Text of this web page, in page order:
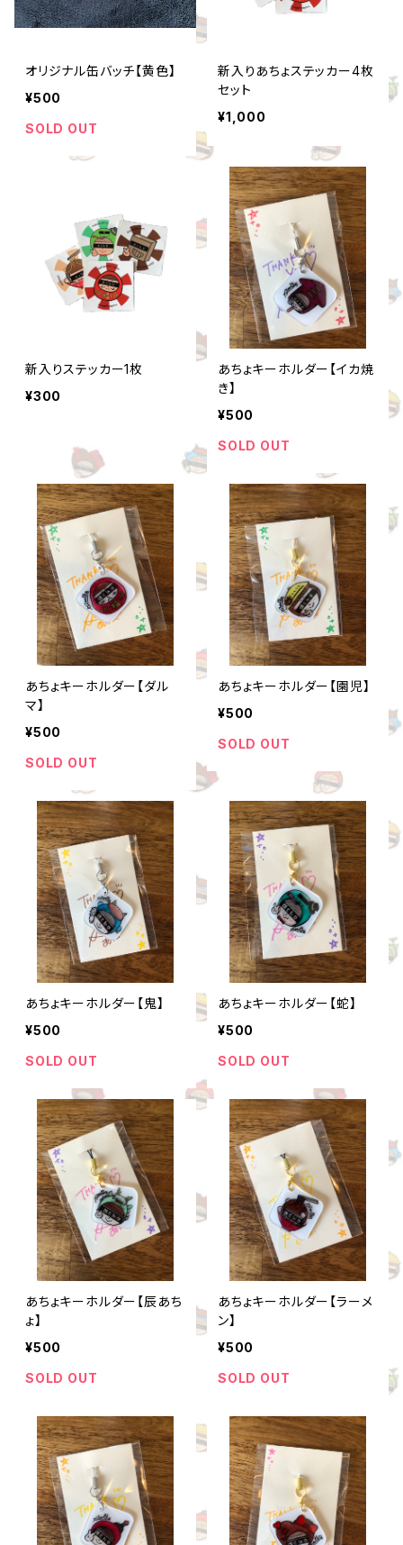
オリジナル缶バッチ【黄色】
¥500
SOLD OUT
新入りあちょステッカー4枚
セット
¥1,000
新入りステッカー1枚
¥300
あちょキーホルダー【イカ焼
き】
¥500
SOLD OUT
あちょキーホルダー【ダル
マ】
¥500
SOLD OUT
あちょキーホルダー【園児】
¥500
SOLD OUT
あちょキーホルダー【鬼】
¥500
SOLD OUT
あちょキーホルダー【蛇】
¥500
SOLD OUT
あちょキーホルダー【辰あち
ょ】
¥500
SOLD OUT
あちょキーホルダー【ラーメ
ン】
¥500
SOLD OUT